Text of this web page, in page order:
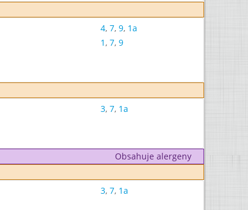
4, 7, 9, 1a
1, 7, 9
3, 7, 1a
Obsahuje alergeny
3, 7, 1a